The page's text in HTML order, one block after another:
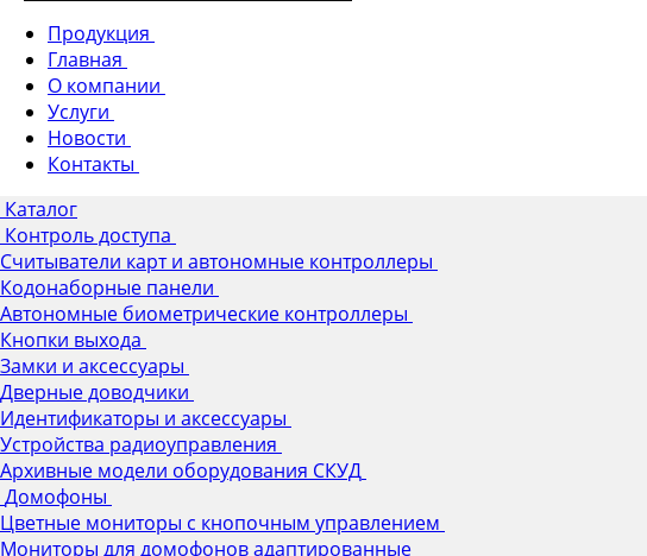
Продукция
Главная
О компании
Услуги
Новости
Контакты
Каталог
Контроль доступа
Считыватели карт и автономные контроллеры
Кодонаборные панели
Автономные биометрические контроллеры
Кнопки выхода
Замки и аксессуары
Дверные доводчики
Идентификаторы и аксессуары
Устройства радиоуправления
Архивные модели оборудования СКУД
Домофоны
Цветные мониторы с кнопочным управлением
Мониторы для домофонов адаптированные